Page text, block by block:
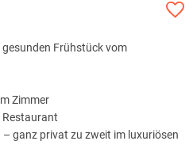
Frühstück vom
Zimmer
Restaurant
ganz privat zu zweit im luxuriösen